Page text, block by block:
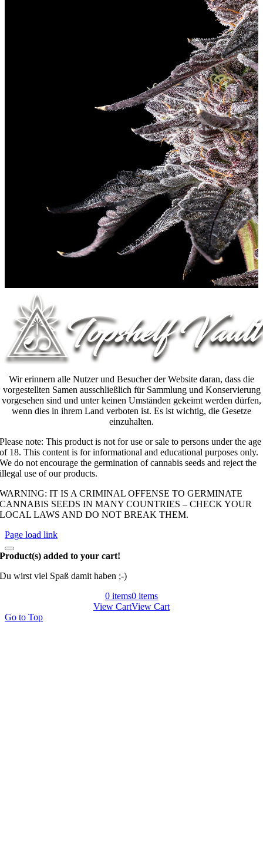
Wir erinnern alle Nutzer und Besucher der Website daran, dass die
vorgestellten Samen ausschließlich für Sammlung und Konservierung
vorgesehen sind und unter keinen Umständen gekeimt werden dürfen,
wenn dies in ihrem Land verboten ist. Es ist wichtig, die Gesetze
einzuhalten.
Please note: This product is not for use or sale to persons under the age
of 18. This content is for informational and educational purposes only.
We do not encourage the germination of cannabis seeds and reject the
illegal use of our products.
WARNING: IT IS A CRIMINAL OFFENSE TO GERMINATE
CANNABIS SEEDS IN MANY COUNTRIES – CHECK YOUR
LOCAL LAWS AND DO NOT BREAK THEM.
Page load link
Product(s) added to your cart!
Du wirst viel Spaß damit haben ;-)
0 items0 items
View CartView Cart
Go to Top